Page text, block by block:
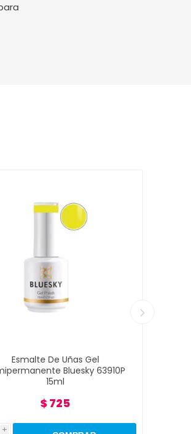
De Uñas Gel
Bluesky 63910P